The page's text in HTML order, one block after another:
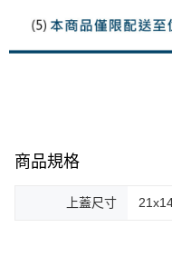
商品規格
上蓋尺寸